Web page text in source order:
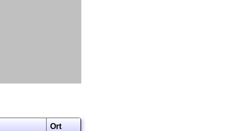
Ort